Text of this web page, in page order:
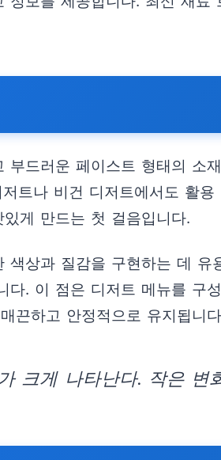
드러운 페이스트 형태의 소
트나 비건 디저트에서도 활
게 만드는 첫 걸음입니다.
상과 질감을 구현하는 데
. 이 점은 디저트 메뉴를 구
끈하고 안정적으로 유지됩니
크게 나타난다. 작은 변